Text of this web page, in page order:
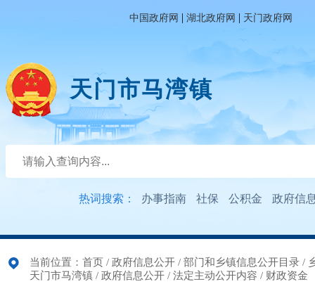
中国政府网 | 湖北政府网 | 天门政府网
天门市马湾镇
热词搜索： 办事指南 社保 公积金 政府信
当前位置： 首页 / 政府信息公开 / 部门和乡镇信息公开目录 /
天门市马湾镇 / 政府信息公开 / 法定主动公开内容 / 财政资金